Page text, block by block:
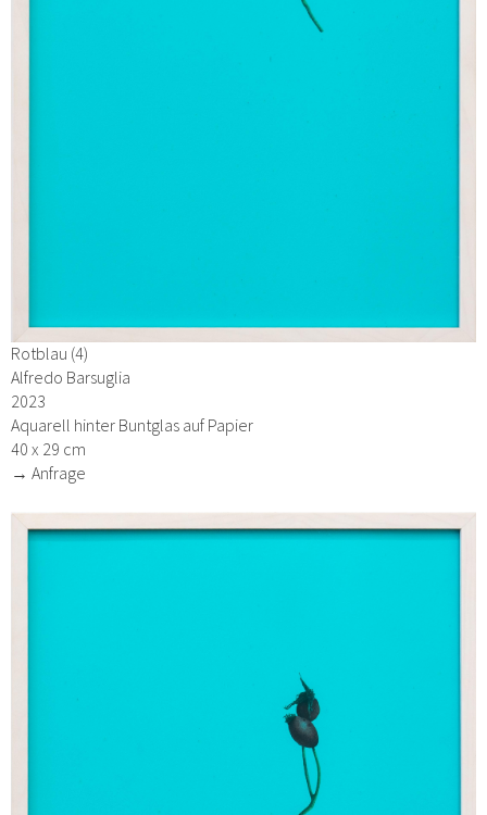
Rotblau (4)
Alfredo Barsuglia
2023
Aquarell hinter Buntglas auf Papier
40 x 29 cm
→ Anfrage